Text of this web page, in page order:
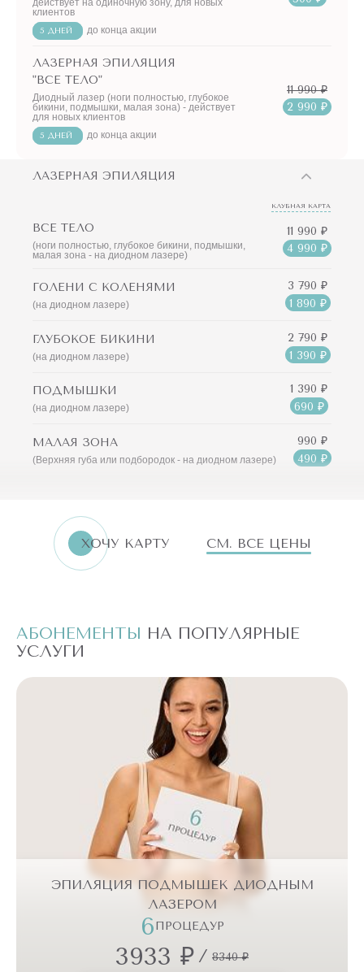
действует на одиночную зону, для новых
клиентов
5 ДНЕЙ до конца акции
ЛАЗЕРНАЯ ЭПИЛЯЦИЯ
"ВСЕ ТЕЛО"
Диодный лазер (ноги полностью, глубокое
бикини, подмышки, малая зона) - действует
для новых клиентов
5 ДНЕЙ до конца акции
11 990 ₽
2 990 ₽
ЛАЗЕРНАЯ ЭПИЛЯЦИЯ
КЛУБНАЯ КАРТА
ВСЕ ТЕЛО
(ноги полностью, глубокое бикини, подмышки,
малая зона - на диодном лазере)
11 990 ₽
4 990 ₽
ГОЛЕНИ С КОЛЕНЯМИ
(на диодном лазере)
3 790 ₽
1 890 ₽
ГЛУБОКОЕ БИКИНИ
(на диодном лазере)
2 790 ₽
1 390 ₽
ПОДМЫШКИ
(на диодном лазере)
1 390 ₽
690 ₽
МАЛАЯ ЗОНА
(Верхняя губа или подбородок - на диодном лазере)
990 ₽
490 ₽
ХОЧУ КАРТУ СМ. ВСЕ ЦЕНЫ
АБОНЕМЕНТЫ НА ПОПУЛЯРНЫЕ
УСЛУГИ
ЭПИЛЯЦИЯ ПОДМЫШЕК ДИОДНЫМ
ЛАЗЕРОМ
6ПРОЦЕДУР
3933 ₽ / 8340 ₽